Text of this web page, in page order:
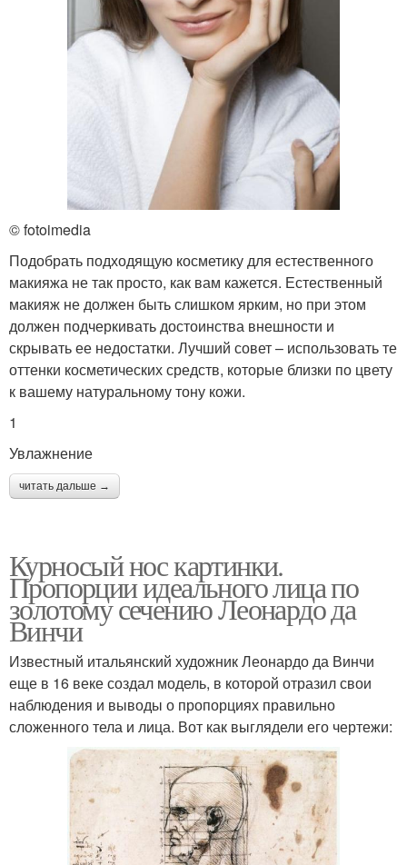
© fotoimedia
Подобрать подходящую косметику для естественного
макияжа не так просто, как вам кажется. Естественный
макияж не должен быть слишком ярким, но при этом
должен подчеркивать достоинства внешности и
скрывать ее недостатки. Лучший совет – использовать те
оттенки косметических средств, которые близки по цвету
к вашему натуральному тону кожи.
1
Увлажнение
читать дальше →
Курносый нос картинки.
Пропорции идеального лица по
золотому сечению Леонардо да
Винчи
Известный итальянский художник Леонардо да Винчи
еще в 16 веке создал модель, в которой отразил свои
наблюдения и выводы о пропорциях правильно
сложенного тела и лица. Вот как выглядели его чертежи: